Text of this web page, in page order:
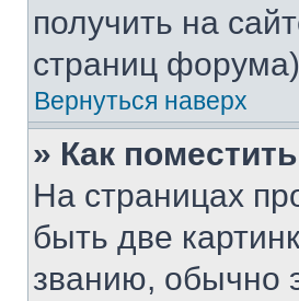
получить на
страниц
Вернуться наверх
» Как
На страницах
быть две
званию, обычно